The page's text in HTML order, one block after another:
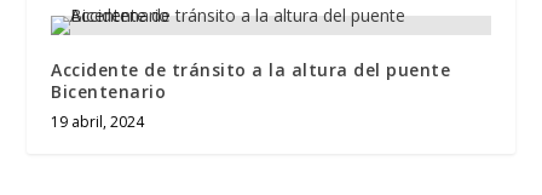
Accidente de tránsito a la altura del puente
Bicentenario
19 abril, 2024